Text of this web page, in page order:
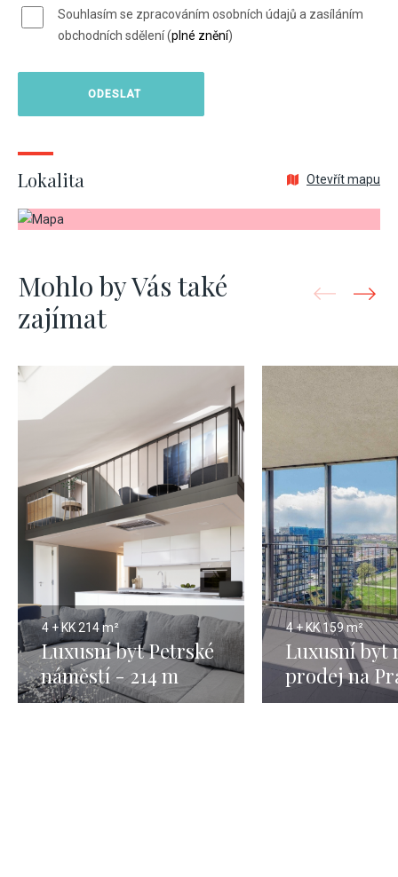
Souhlasím se zpracováním osobních údajů a zasíláním
obchodních sdělení (plné znění)
Lokalita Otevřít mapu
Mohlo by Vás také
zajímat
4 + KK214 m²
Luxusní byt Petrské
náměstí - 214 m
4 + KK159 m²
Luxusní byt
prodej na
159m